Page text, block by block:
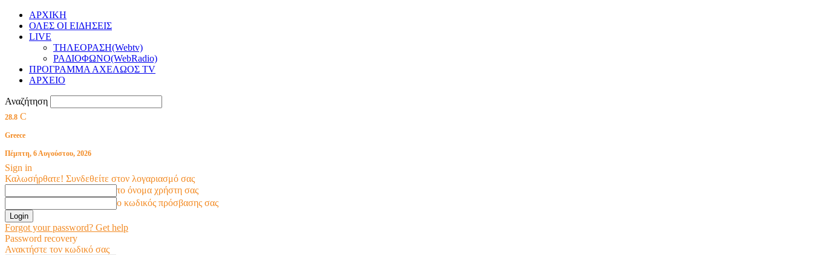
ΑΡΧΙΚΗ
ΟΛΕΣ ΟΙ ΕΙΔΗΣΕΙΣ
LIVE
ΤΗΛΕΟΡΑΣΗ(Webtv)
ΡΑΔΙΟΦΩΝΟ(WebRadio)
ΠΡΟΓΡΑΜΜΑ ΑΧΕΛΩΟΣ TV
ΑΡΧΕΙΟ
Αναζήτηση
28.8 C
Greece
Πέμπτη, 6 Αυγούστου, 2026
Sign in
Καλωσήρθατε! Συνδεθείτε στον λογαριασμό σας
το όνομα χρήστη σας
ο κωδικός πρόσβασης σας
Forgot your password? Get help
Password recovery
Ανακτήστε τον κωδικό σας